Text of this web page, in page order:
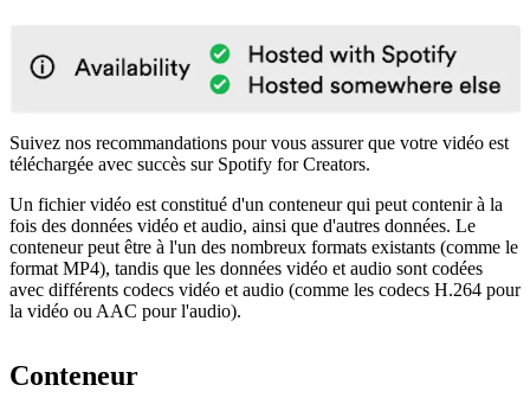
Suivez nos recommandations pour vous assurer que votre vidéo est
téléchargée avec succès sur Spotify for Creators.
Un fichier vidéo est constitué d'un conteneur qui peut contenir à la
fois des données vidéo et audio, ainsi que d'autres données. Le
conteneur peut être à l'un des nombreux formats existants (comme le
format MP4), tandis que les données vidéo et audio sont codées
avec différents codecs vidéo et audio (comme les codecs H.264 pour
la vidéo ou AAC pour l'audio).
Conteneur